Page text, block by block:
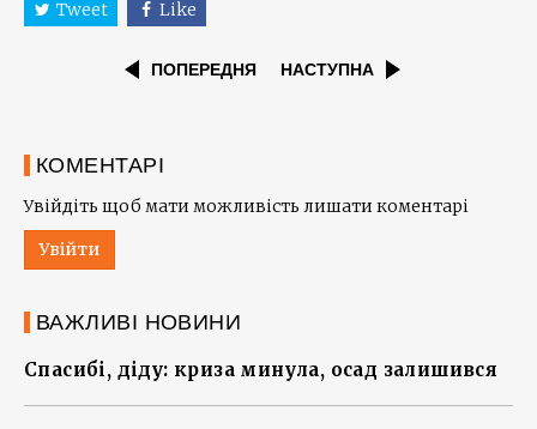
Tweet Like
ПОПЕРЕДНЯ НАСТУПНА
КОМЕНТАРІ
Увійдіть щоб мати можливість лишати коментарі
Увійти
ВАЖЛИВІ НОВИНИ
Спасибі, діду: криза минула, осад залишився